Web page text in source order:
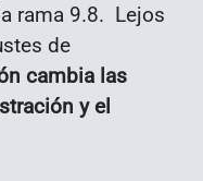
rama 9.8. Lejos
de
cambia las
y el